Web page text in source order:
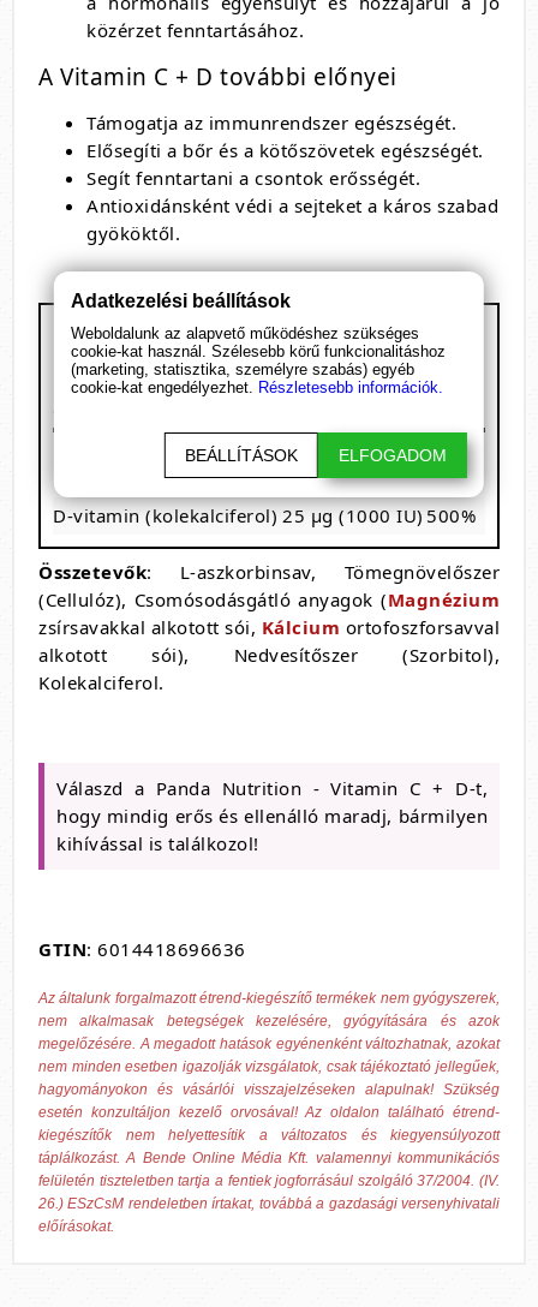
közérzet fenntartásához.
A Vitamin C + D további előnyei
Támogatja az immunrendszer egészségét.
Elősegíti a bőr és a kötőszövetek egészségét.
Segít fenntartani a csontok erősségét.
Antioxidánsként védi a sejteket a káros szabad
gyököktől.
Panda Nutrition - Vitamin C + D
Kiszerelés: 90 tabletta
1 adag: 1 tabletta
/ 1 tabletta
RDA%
C-vitamin (aszkorbinsav) 500 mg
625%
D-vitamin (kolekalciferol) 25 µg (1000 IU) 500%
Összetevők: L-aszkorbinsav, Tömegnövelőszer
(Cellulóz), Csomósodásgátló anyagok (Magnézium
zsírsavakkal alkotott sói, Kálcium ortofoszforsavval
alkotott sói), Nedvesítőszer (Szorbitol),
Kolekalciferol.
Válaszd a Panda Nutrition - Vitamin C + D-t,
hogy mindig erős és ellenálló maradj, bármilyen
kihívással is találkozol!
GTIN: 6014418696636
Az általunk forgalmazott étrend-kiegészítő termékek nem gyógyszerek,
nem alkalmasak betegségek kezelésére, gyógyítására és azok
megelőzésére. A megadott hatások egyénenként változhatnak, azokat
nem minden esetben igazolják vizsgálatok, csak tájékoztató jellegűek,
hagyományokon és vásárlói visszajelzéseken alapulnak! Szükség
esetén konzultáljon kezelő orvosával! Az oldalon található étrend-
kiegészítők nem helyettesítik a változatos és kiegyensúlyozott
táplálkozást. A Bende Online Média Kft. valamennyi kommunikációs
felületén tiszteletben tartja a fentiek jogforrásául szolgáló 37/2004. (IV.
26.) ESzCsM rendeletben írtakat, továbbá a gazdasági versenyhivatali
előírásokat.
Adatkezelési beállítások
Weboldalunk az alapvető működéshez szükséges
cookie-kat használ. Szélesebb körű funkcionalitáshoz
(marketing, statisztika, személyre szabás) egyéb
cookie-kat engedélyezhet. Részletesebb információk.
BEÁLLÍTÁSOK ELFOGADOM